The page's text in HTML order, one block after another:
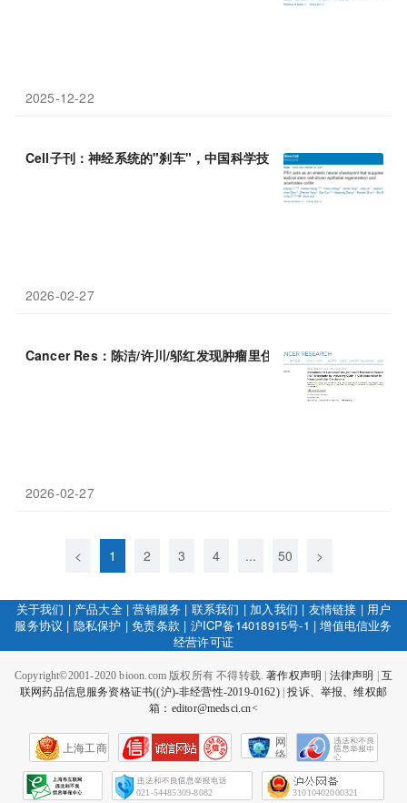
2025-12-22
Cell子刊：神经系统的"刹车"，中国科学技术大学潘文团队揭示肠
2026-02-27
Cancer Res：陈洁/许川/邬红发现肿瘤里住着“友军”细菌，约 氏
2026-02-27
< 1 2 3 4 ... 50 >
关于我们 | 产品大全|营销服务 | 联系我们 | 加入我们 | 友情链接 | 用户
服务协议 | 隐私保护 |免责条款 | 沪ICP备14018915号-1 |增值电信业务
经营许可证
Copyright©2001-2020 bioon.com 版权所有 不得转载.著作权声明 法律声明
互
联网药品信息服务资格证书((沪)-非经营性-2019-0162)|投诉、举报、维权邮
箱：editor@medsci.cn<
上海工商
网
络
会
征
021-54485309-8082 31010402000321